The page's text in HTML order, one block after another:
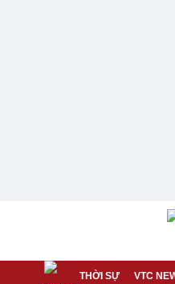
THỜI SỰ VTC